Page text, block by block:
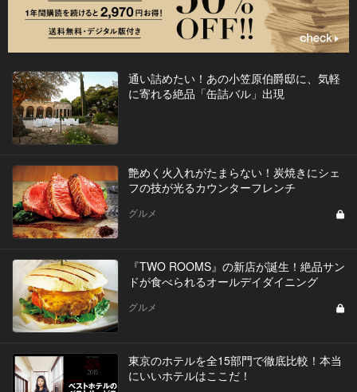
通い詰めたい！あの小笠原伯爵邸に、気軽
に寄れる絶品「缶詰バル」出現
艶めく火入れがたまらない！炭焼きにシェ
フの技が光るカウンターフレンチ
グルメ
『TWO ROOMS』の新店が誕生！絶品サン
ドが食べられるオールデイダイニング
グルメ
東京のホテルを全15部門で徹底比較！本当
にいいホテルはここだ！